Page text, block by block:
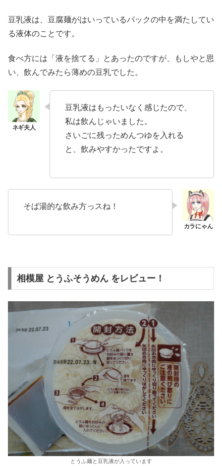
豆乳液は、豆腐麺がはいっているパックの中を満たしてい
る液体のことです。
食べ方には「液を捨てる」とあったのですが、もしやと思
い、飲んでみたら薄めの豆乳でした。
豆乳液はもったいなく感じたので、
私は飲んじゃいました。
さいごに残っためんつゆを入れる
と、飲みやすかったですよ。
そば湯的な飲み方っスね！
相模屋 とうふそうめん をレビュー！
とうふ麺と豆乳液が入っています